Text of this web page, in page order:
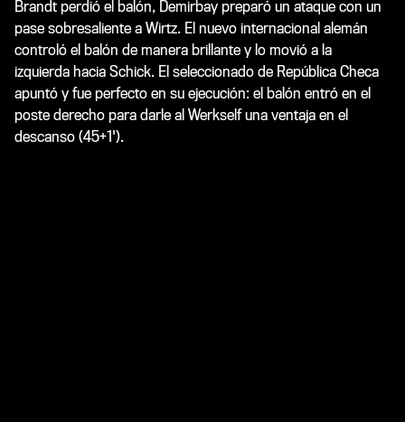
Brandt perdió el balón, Demirbay preparó un ataque con un
pase sobresaliente a Wirtz. El nuevo internacional alemán
controló el balón de manera brillante y lo movió a la
izquierda hacia Schick. El seleccionado de República Checa
apuntó y fue perfecto en su ejecución: el balón entró en el
poste derecho para darle al Werkself una ventaja en el
descanso (45+1').